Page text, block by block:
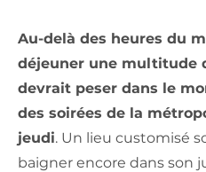
Au-delà des heures du
déjeuner une multitude
devrait peser dans le
des soirées de la
jeudi. Un lieu customisé
baigner encore dans son